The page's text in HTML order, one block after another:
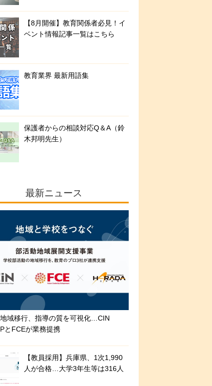
【8月開催】教育関係者必見！イ
ベント情報記事一覧はこちら
教育業界 最新用語集
保護者からの相談対応Q＆A（鈴
木邦明先生）
最新ニュース
域移行、指導の質を可視化…CIN
とFCEが業務提携
【教員採用】兵庫県、1次1,990
人が合格…大学3年生等は316人